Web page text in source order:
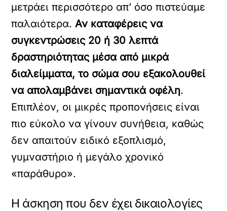
μετράει περισσότερο απ’ όσο πιστεύαμε
παλαιότερα.Αν καταφέρεις να
συγκεντρώσεις 20 ή 30 λεπτά
δραστηριότητας μέσα από μικρά
διαλείμματα, το σώμα σου εξακολουθεί
να απολαμβάνει σημαντικά οφέλη.
Επιπλέον, οι μικρές προπονήσεις είναι
πιο εύκολο να γίνουν συνήθεια, καθώς
δεν απαιτούν ειδικό εξοπλισμό,
γυμναστήριο ή μεγάλο χρονικό
«παράθυρο».
Η άσκηση που δεν έχει δικαιολογίες